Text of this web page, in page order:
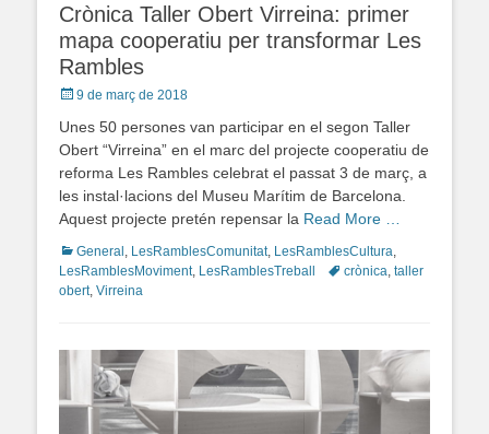
Crònica Taller Obert Virreina: primer
mapa cooperatiu per transformar Les
Rambles
Posted
9 de març de 2018
Unes 50 persones van participar en el segon Taller
Obert “Virreina” en el marc del projecte cooperatiu de
reforma Les Rambles celebrat el passat 3 de març, a
les instal·lacions del Museu Marítim de Barcelona.
Aquest projecte pretén repensar la Read More …
Categories
General LesRamblesComunitat, LesRamblesCultura
LesRamblesMoviment, LesRamblesTreball Tagscrònica taller
obert, Virreina